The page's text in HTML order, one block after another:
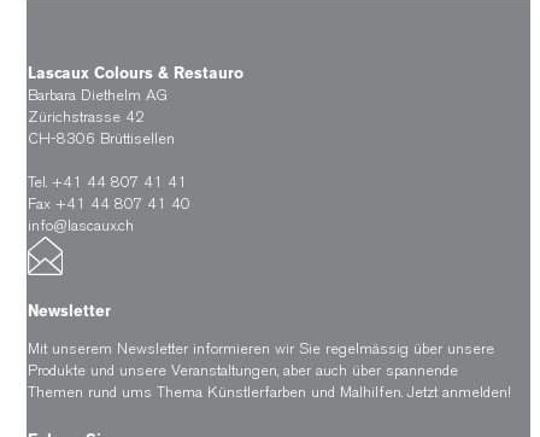
Lascaux Colours & Restauro
Barbara Diethelm AG
Zürichstrasse 42
CH-8306 Brüttisellen
Tel. +41 44 807 41 41
Fax +41 44 807 41 40
info@lascaux.ch
Newsletter
Mit unserem Newsletter informieren wir Sie regelmässig über unsere
Produkte und unsere Veranstaltungen, aber auch über spannende
Themen rund ums Thema Künstlerfarben und Malhilfen. Jetzt anmelden!